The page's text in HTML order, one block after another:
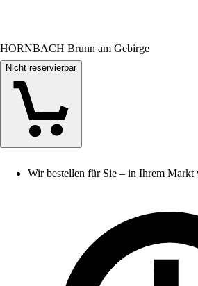
HORNBACH Brunn am Gebirge
Nicht reservierbar
Wir bestellen für Sie – in Ihrem Markt